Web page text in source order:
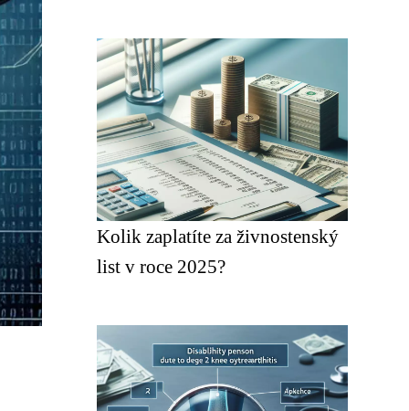
Kolik zaplatíte za živnostenský
list v roce 2025?